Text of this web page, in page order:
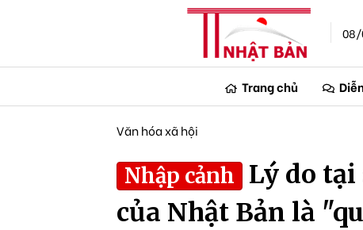
08/
Trang chủ
Văn hóa xã hội
Nhập cảnh
Lý do tại
của Nhật Bản là